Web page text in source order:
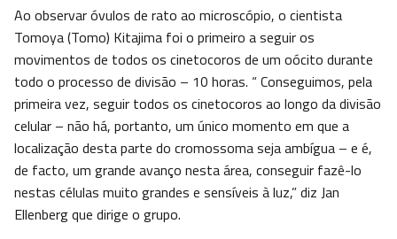
Ao observar óvulos de rato ao microscópio, o cientista
Tomoya (Tomo) Kitajima foi o primeiro a seguir os
movimentos de todos os cinetocoros de um oócito durante
todo o processo de divisão – 10 horas. “ Conseguimos, pela
primeira vez, seguir todos os cinetocoros ao longo da divisão
celular – não há, portanto, um único momento em que a
localização desta parte do cromossoma seja ambígua – e é,
de facto, um grande avanço nesta área, conseguir fazê-lo
nestas células muito grandes e sensíveis à luz,” diz Jan
Ellenberg que dirige o grupo.